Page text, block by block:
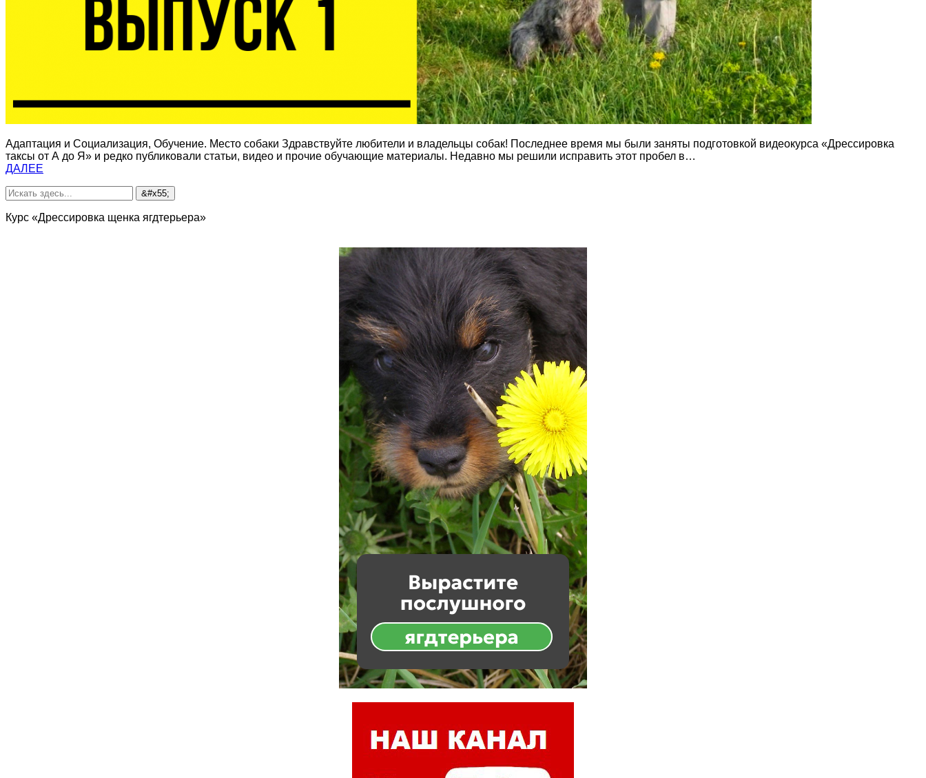
Адаптация и Социализация, Обучение. Место собаки Здравствуйте любители и владельцы собак! Последнее время мы были заняты подготовкой видеокурса «Дрессировка
таксы от А до Я» и редко публиковали статьи, видео и прочие обучающие материалы. Недавно мы решили исправить этот пробел в…
ДАЛЕЕ
Курс «Дрессировка щенка ягдтерьера»